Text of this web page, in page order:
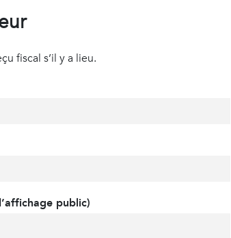
fiscal s’il y a lieu.
public)